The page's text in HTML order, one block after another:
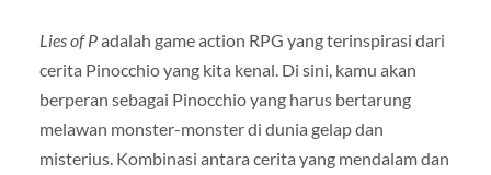
Lies of Padalah game action RPG yang terinspirasi dari
cerita Pinocchio yang kita kenal. Di sini, kamu akan
berperan sebagai Pinocchio yang harus bertarung
melawan monster-monster di dunia gelap dan
misterius. Kombinasi antara cerita yang mendalam dan